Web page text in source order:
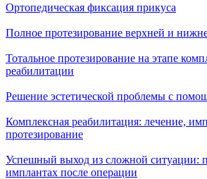
Ортопедическая фиксация прикуса
Полное протезирование верхней и
Тотальное протезирование на этапе
реабилитации
Решение эстетической проблемы с
Комплексная реабилитация: лечение,
протезирование
Успешный выход из сложной ситуации:
имплантах после операции